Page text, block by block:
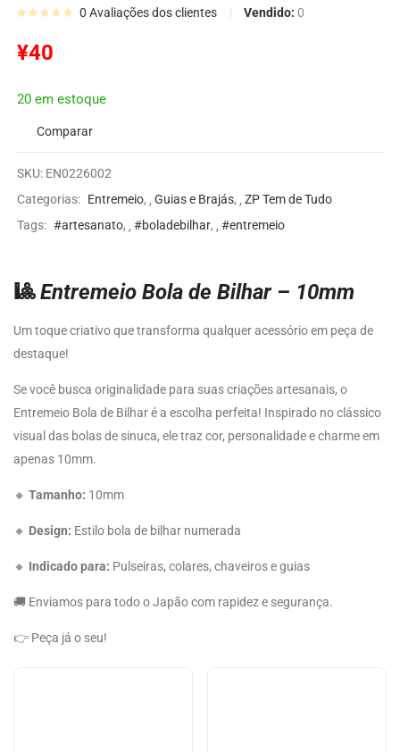
0 Avaliações dos clientes Vendido:0
¥40
20 em estoque
Comparar
SKU: EN0226002
Categorias: Entremeio, Guias e Brajás,
ZP Tem de Tudo
Tags: #artesanato, #boladebilhar, #entremeio
🎱Entremeio Bola de Bilhar – 10mm
Um toque criativo que transforma qualquer acessório em peça de
destaque!
Se você busca originalidade para suas criações artesanais, o
Entremeio Bola de Bilhar é a escolha perfeita! Inspirado no clássico
visual das bolas de sinuca, ele traz cor, personalidade e charme em
apenas 10mm.
🔸 Tamanho: 10mm
🔸 Design: Estilo bola de bilhar numerada
🔸 Indicado para: Pulseiras, colares, chaveiros e guias
🚚 Enviamos para todo o Japão com rapidez e segurança.
👉 Peça já o seu!